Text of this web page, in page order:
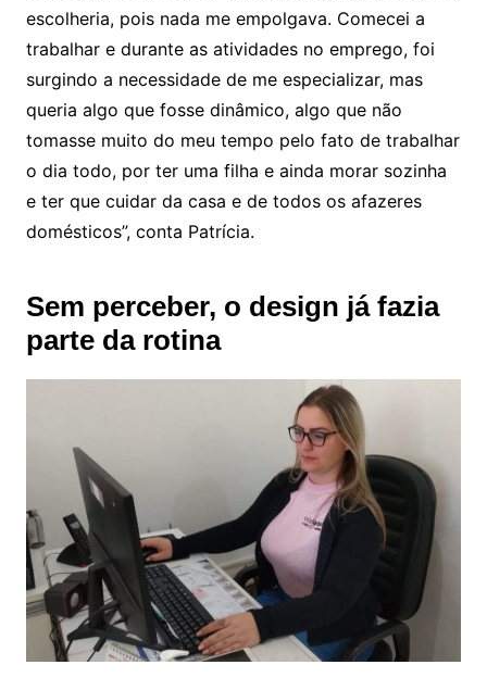
escolheria, pois nada me empolgava. Comecei a
trabalhar e durante as atividades no emprego, foi
surgindo a necessidade de me especializar, mas
queria algo que fosse dinâmico, algo que não
tomasse muito do meu tempo pelo fato de trabalhar
o dia todo, por ter uma filha e ainda morar sozinha
e ter que cuidar da casa e de todos os afazeres
domésticos”, conta Patrícia.
Sem perceber, o design já fazia
parte da rotina